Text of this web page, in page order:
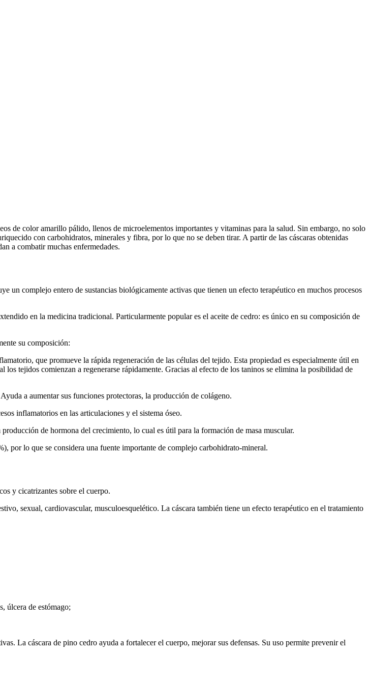
de color amarillo pálido, llenos de microelementos importantes y vitaminas para la salud. Sin embargo, no solo
con carbohidratos, minerales y fibra, por lo que no se deben tirar. A partir de las cáscaras obtenidas
a combatir muchas enfermedades.
un complejo entero de sustancias biológicamente activas que tienen un efecto terapéutico en muchos procesos
en la medicina tradicional. Particularmente popular es el aceite de cedro: es único en su composición de
su composición:
que promueve la rápida regeneración de las células del tejido. Esta propiedad es especialmente útil en
tejidos comienzan a regenerarse rápidamente. Gracias al efecto de los taninos se elimina la posibilidad de
a aumentar sus funciones protectoras, la producción de colágeno.
inflamatorios en las articulaciones y el sistema óseo.
de hormona del crecimiento, lo cual es útil para la formación de masa muscular.
por lo que se considera una fuente importante de complejo carbohidrato-mineral.
y cicatrizantes sobre el cuerpo.
sexual, cardiovascular, musculoesquelético. La cáscara también tiene un efecto terapéutico en el tratamiento
úlcera de estómago;
La cáscara de pino cedro ayuda a fortalecer el cuerpo, mejorar sus defensas. Su uso permite prevenir el